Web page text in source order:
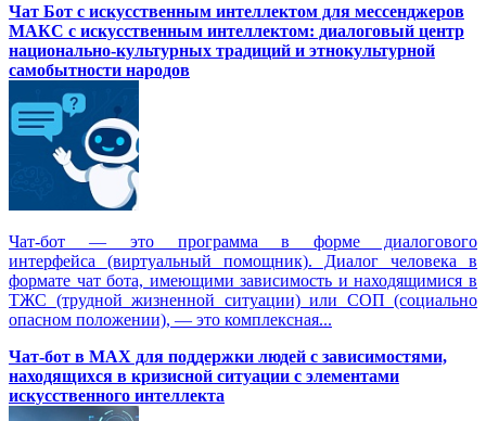
Чат Бот с искусственным интеллектом для мессенджеров
МАКС с искусственным интеллектом: диалоговый центр
национально-культурных традиций и этнокультурной
самобытности народов
Чат-бот — это программа в форме диалогового
интерфейса (виртуальный помощник). Диалог человека в
формате чат бота, имеющими зависимость и находящимися в
ТЖС (трудной жизненной ситуации) или СОП (социально
опасном положении), — это комплексная...
Чат-бот в MAX для поддержки людей с зависимостями,
находящихся в кризисной ситуации с элементами
искусственного интеллекта